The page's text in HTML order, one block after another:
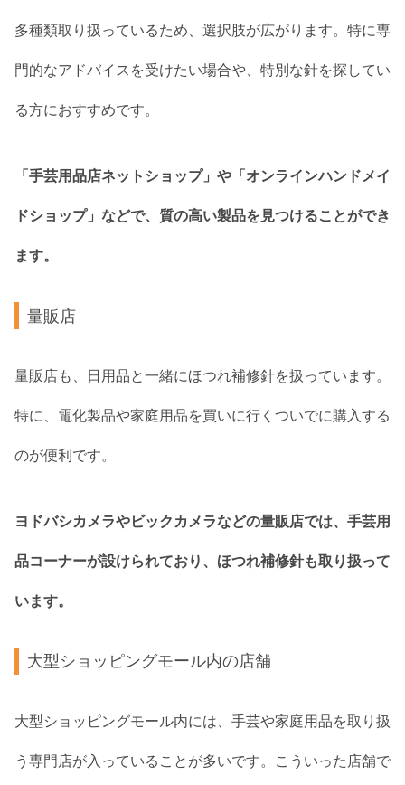
多種類取り扱っているため、選択肢が広がります。特に専
門的なアドバイスを受けたい場合や、特別な針を探してい
る方におすすめです。
「手芸用品店ネットショップ」や「オンラインハンドメイ
ドショップ」などで、質の高い製品を見つけることができ
ます。
量販店
量販店も、日用品と一緒にほつれ補修針を扱っています。
特に、電化製品や家庭用品を買いに行くついでに購入する
のが便利です。
ヨドバシカメラやビックカメラなどの量販店では、手芸用
品コーナーが設けられており、ほつれ補修針も取り扱って
います。
大型ショッピングモール内の店舗
大型ショッピングモール内には、手芸や家庭用品を取り扱
う専門店が入っていることが多いです。こういった店舗で